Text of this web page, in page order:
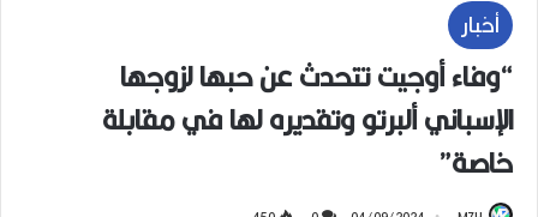
أخبار
“وفاء أوجيت تتحدث عن حبها لزوجها
الإسباني ألبرتو وتقديره لها في مقابلة
خاصة”